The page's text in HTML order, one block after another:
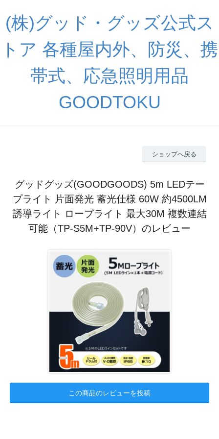
(株)グッド・グッズ公式ス
トア 各種屋内外、防災、携
帯式、応急照明用品
GOODTOKU
ショップへ戻る
グッドグッズ(GOODGOODS) 5m LEDテー
プライト 片面発光 蓄光仕様 60W 約4500LM
誘導ライト ロープライト 最大30M 複数連結
可能（TP-S5M+TP-90V）のレビュー
この商品のレビューを投稿